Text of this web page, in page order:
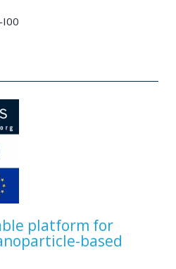
I00
platform for
based